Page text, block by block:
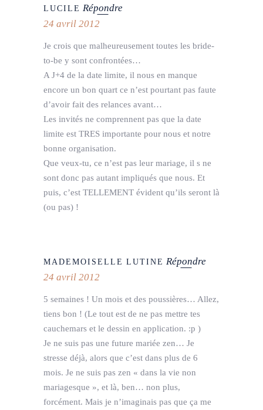
LUCILE Répondre
24 avril 2012
Je crois que malheureusement toutes les bride-
to-be y sont confrontées…
A J+4 de la date limite, il nous en manque
encore un bon quart ce n’est pourtant pas faute
d’avoir fait des relances avant…
Les invités ne comprennent pas que la date
limite est TRES importante pour nous et notre
bonne organisation.
Que veux-tu, ce n’est pas leur mariage, il s ne
sont donc pas autant impliqués que nous. Et
puis, c’est TELLEMENT évident qu’ils seront là
(ou pas) !
MADEMOISELLE LUTINE Répondre
24 avril 2012
5 semaines ! Un mois et des poussières… Allez,
tiens bon ! (Le tout est de ne pas mettre tes
cauchemars et le dessin en application. :p )
Je ne suis pas une future mariée zen… Je
stresse déjà, alors que c’est dans plus de 6
mois. Je ne suis pas zen « dans la vie non
mariagesque », et là, ben… non plus,
forcément. Mais je n’imaginais pas que ça me